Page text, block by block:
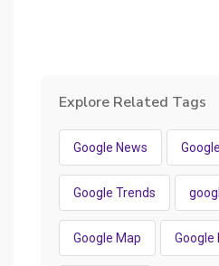
Explore Related Tags
Google News
Google Trends
Google Map Google